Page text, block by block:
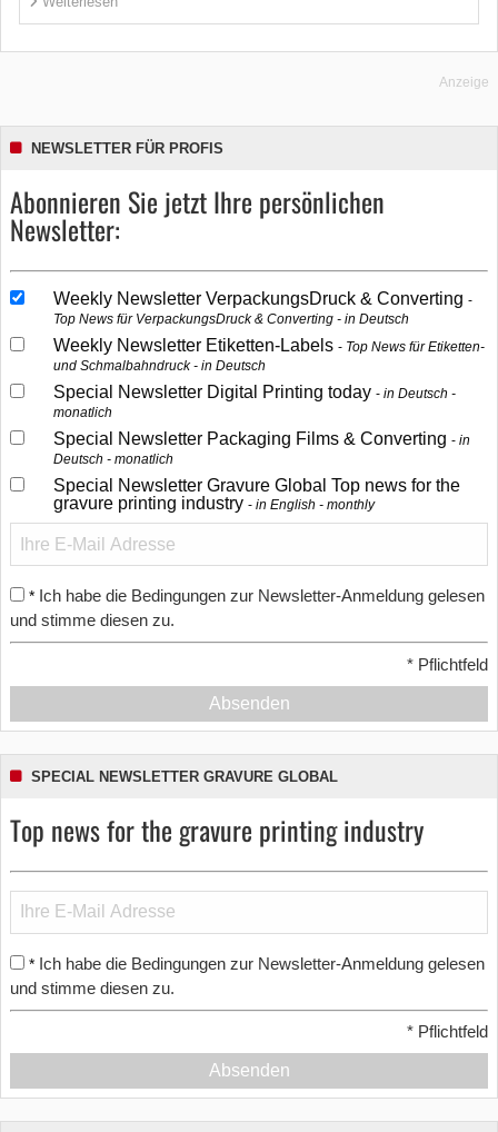
Anzeige
NEWSLETTER FÜR PROFIS
Abonnieren Sie jetzt Ihre persönlichen
Newsletter:
Weekly Newsletter VerpackungsDruck & Converting
Top News für VerpackungsDruck & Converting - in Deutsch
Weekly Newsletter Etiketten-Labels
Top News für Etiketten-
und Schmalbahndruck - in Deutsch
Special Newsletter Digital Printing today
in Deutsch -
monatlich
Special Newsletter Packaging Films & Converting
in
Deutsch - monatlich
Special Newsletter Gravure Global Top news for the
gravure printing industry
in English - monthly
* Ich habe die Bedingungen zur Newsletter-Anmeldung gelesen
und stimme diesen zu.
* Pflichtfeld
Absenden
SPECIAL NEWSLETTER GRAVURE GLOBAL
Top news for the gravure printing industry
* Ich habe die Bedingungen zur Newsletter-Anmeldung gelesen
und stimme diesen zu.
* Pflichtfeld
Absenden